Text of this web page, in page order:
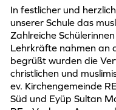
In festlicher und
unserer Schule das
Zahlreiche
Lehrkräfte nahmen an
begrüßt wurden die
christlichen und
ev. Kirchengemeinde
Süd und Eyüp Sultan